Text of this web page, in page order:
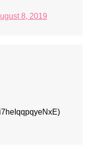
8, 2019